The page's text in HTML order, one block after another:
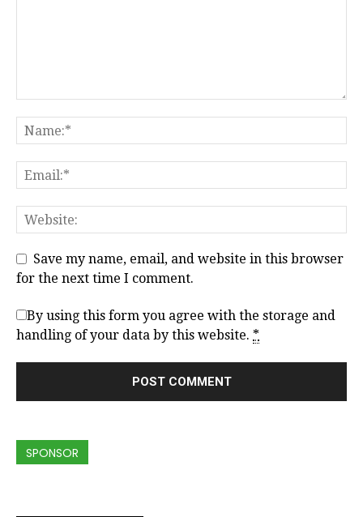
Save my name, email, and website in this browser
for the next time I comment.
By using this form you agree with the storage and
handling of your data by this website. *
SPONSOR